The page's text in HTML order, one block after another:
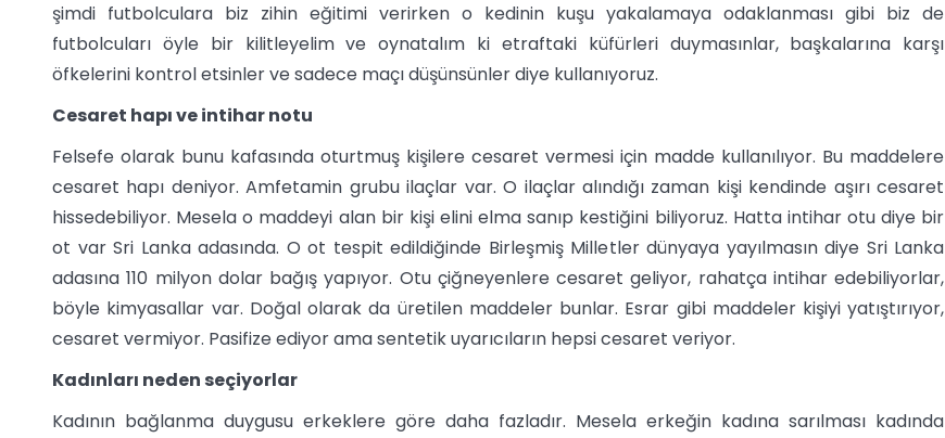
şimdi futbolculara biz zihin eğitimi verirken o kedinin kuşu yakalamaya odaklanması gibi biz de
futbolcuları öyle bir kilitleyelim ve oynatalım ki etraftaki küfürleri duymasınlar, başkalarına karşı
öfkelerini kontrol etsinler ve sadece maçı düşünsünler diye kullanıyoruz.
Cesaret hapı ve intihar notu
Felsefe olarak bunu kafasında oturtmuş kişilere cesaret vermesi için madde kullanılıyor. Bu maddelere
cesaret hapı deniyor. Amfetamin grubu ilaçlar var. O ilaçlar alındığı zaman kişi kendinde aşırı cesaret
hissedebiliyor. Mesela o maddeyi alan bir kişi elini elma sanıp kestiğini biliyoruz. Hatta intihar otu diye bir
ot var Sri Lanka adasında. O ot tespit edildiğinde Birleşmiş Milletler dünyaya yayılmasın diye Sri Lanka
adasına 110 milyon dolar bağış yapıyor. Otu çiğneyenlere cesaret geliyor, rahatça intihar edebiliyorlar,
böyle kimyasallar var. Doğal olarak da üretilen maddeler bunlar. Esrar gibi maddeler kişiyi yatıştırıyor,
cesaret vermiyor. Pasifize ediyor ama sentetik uyarıcıların hepsi cesaret veriyor.
Kadınları neden seçiyorlar
Kadının bağlanma duygusu erkeklere göre daha fazladır. Mesela erkeğin kadına sarılması kadında